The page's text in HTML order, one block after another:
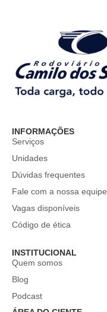
INFORMAÇÕES
Serviços
Unidades
Dúvidas frequentes
Fale com a nossa equipe
Vagas disponíveis
Código de ética
INSTITUCIONAL
Quem somos
Blog
Podcast